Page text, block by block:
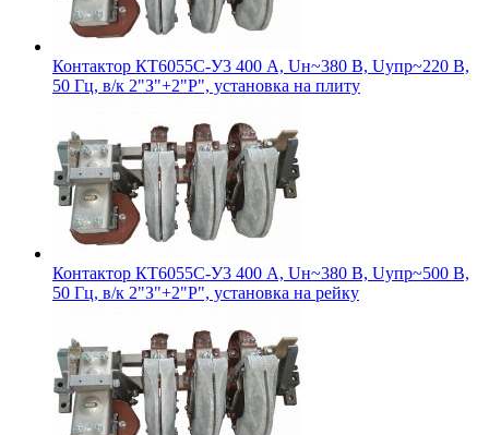
Контактор КТ6055С-У3 400 А, Uн~380 В, Uупр~220 В,
50 Гц, в/к 2"З"+2"Р", установка на плиту
Контактор КТ6055С-У3 400 А, Uн~380 В, Uупр~500 В,
50 Гц, в/к 2"З"+2"Р", установка на рейку